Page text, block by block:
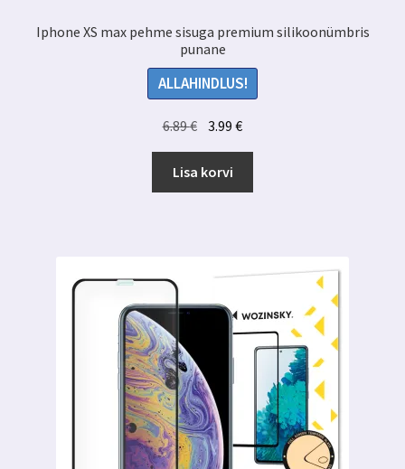
Iphone XS max pehme sisuga premium silikoonümbris
punane
ALLAHINDLUS!
6.89€ Algne
hind
oli:
6.89 €.
3.99€Praegune
hind
3.99 €.
Lisa korvi